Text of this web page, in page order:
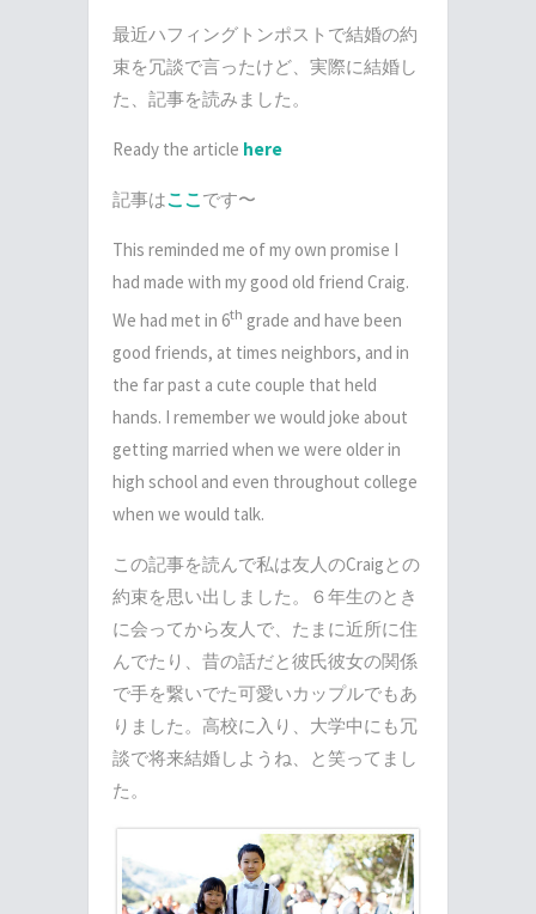
最近ハフィングトンポストで結婚の約
束を冗談で言ったけど、実際に結婚し
た、記事を読みました。
Ready the article here
記事はここです〜
This reminded me of my own promise I
had made with my good old friend Craig.
We had met in 6th grade and have been
good friends, at times neighbors, and in
the far past a cute couple that held
hands. I remember we would joke about
getting married when we were older in
high school and even throughout college
when we would talk.
この記事を読んで私は友人のCraigとの
約束を思い出しました。６年生のとき
に会ってから友人で、たまに近所に住
んでたり、昔の話だと彼氏彼女の関係
で手を繋いでた可愛いカップルでもあ
りました。高校に入り、大学中にも冗
談で将来結婚しようね、と笑ってまし
た。